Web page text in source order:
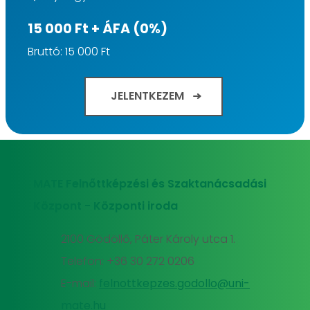
15 000 Ft + ÁFA (0%)
Bruttó: 15 000 Ft
JELENTKEZEM
MATE Felnőttképzési és Szaktanácsadási
Központ - Központi iroda
2100 Gödöllő, Páter Károly utca 1.
Telefon: +36 30 272 0206
E-mail:
felnottkepzes.godollo@uni-